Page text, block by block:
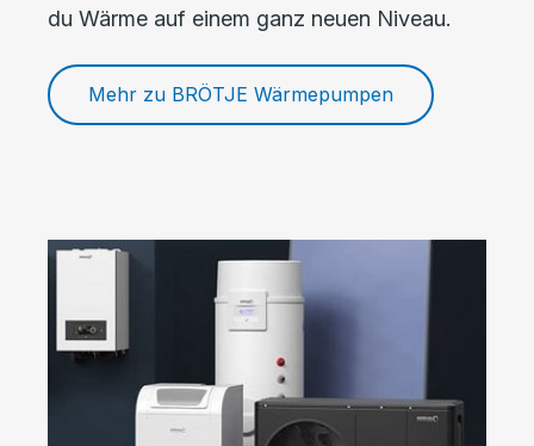
du Wärme auf einem ganz neuen Niveau.
Mehr zu BRÖTJE Wärmepumpen